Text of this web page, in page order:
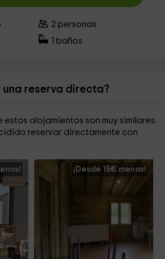
2 personas
baños
reserva directa?
alojamientos son muy similares.
reservar directamente con
¡Desde 15€ menos!